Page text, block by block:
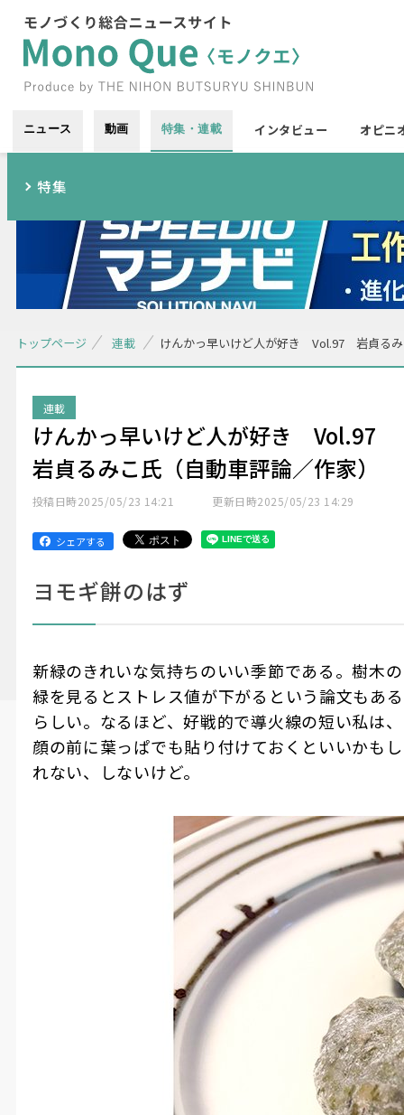
ニュース 動画 特集・連載 インタビュー オピニ
特集
トップページ 連載 けんかっ早いけど人が好き Vol.97 岩貞るみ
連載
けんかっ早いけど人が好き Vol.97
岩貞るみこ氏（自動車評論／作家）
投稿日時2025/05/23 14:21 更新日時2025/05/23 14:29
シェアする
ヨモギ餅のはず
新緑のきれいな気持ちのいい季節である。樹木の
緑を見るとストレス値が下がるという論文もある
らしい。なるほど、好戦的で導火線の短い私は、
顔の前に葉っぱでも貼り付けておくといいかもし
れない、しないけど。